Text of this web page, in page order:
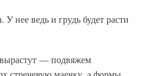
нее ведь и грудь будет расти
— подвяжем